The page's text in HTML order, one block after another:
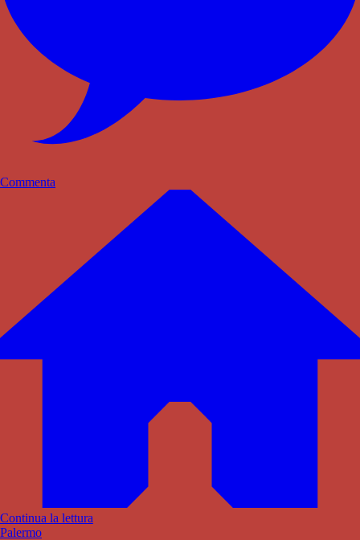
Commenta
Continua la lettura
Palermo